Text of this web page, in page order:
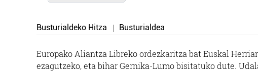
Busturialdeko Hitza Busturialdea
Europako Aliantza Libreko ordezkaritza bat Euskal
ezagutzeko, eta bihar Gernika-Lumo bisitatuko dute.